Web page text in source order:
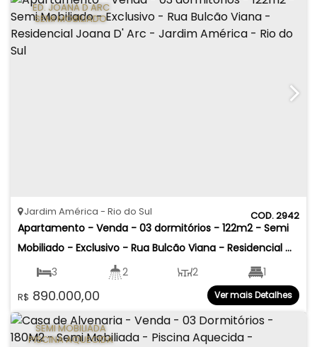
ED. JOANA D ARC
SEMI MOBILIADO
2942
Apartamento - Venda - 03 dormitórios - 122m2 - Semi
Mobiliado - Exclusivo - Rua Bulcão Viana - Residencial
Joana D' Arc - Jardim América - Rio do Sul
R$ 890.000,00
Jardim América Rio do Sul
3 2 2 1
150.00m²
2 Ver mais Detalhes
SEMI MOBILIADA
PISCINA AQUECIDA